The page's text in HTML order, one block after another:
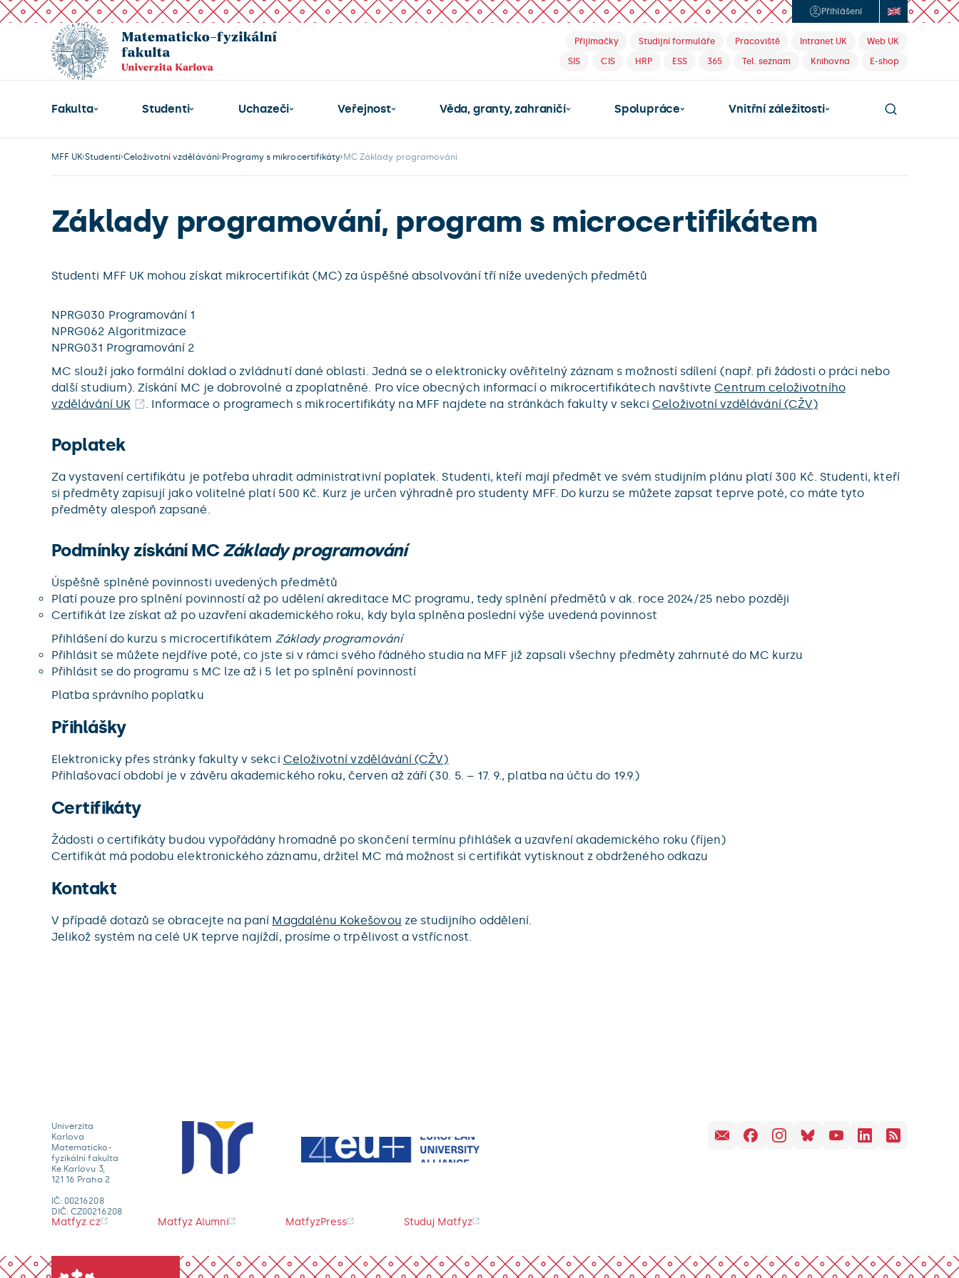
Přihlášení
Přijímačky Studijní formuláře Pracoviště Intranet UK
Web UK
SIS
CIS HRP ESS 365 Tel. seznam Knihovna E-shop
Fakulta Studenti Uchazeči Veřejnost Věda, granty, zahraničí Spolupráce Vnitřní záležitosti
MFF UK Studenti Celoživotní vzdělávání Programy s mikrocertifikáty MC Základy programování
Základy programování, program s microcertifikátem
Studenti MFF UK mohou získat mikrocertifikát (MC) za úspěšné absolvování tří níže uvedených předmětů
NPRG030 Programování 1
NPRG062 Algoritmizace
NPRG031 Programování 2
MC slouží jako formální doklad o zvládnutí dané oblasti. Jedná se o elektronicky ověřitelný záznam s možností sdílení (např. při žádosti o práci nebo
další studium). Získání MC je dobrovolné a zpoplatněné. Pro více obecných informací o mikrocertifikátech navštivteCentrum celoživotního
vzdělávání UK
. Informace o programech s mikrocertifikáty na MFF najdete na stránkách fakulty v sekciCeloživotní vzdělávání (CŽV)
Poplatek
Za vystavení certifikátu je potřeba uhradit administrativní poplatek. Studenti, kteří mají předmět ve svém studijním plánu platí 300 Kč. Studenti, kteří
si předměty zapisují jako volitelné platí 500 Kč. Kurz je určen výhradně pro studenty MFF. Do kurzu se můžete zapsat teprve poté, co máte tyto
předměty alespoň zapsané.
Podmínky získání MCZáklady programování
Úspěšně splněné povinnosti uvedených předmětů
Platí pouze pro splnění povinností až po udělení akreditace MC programu, tedy splnění předmětů v ak. roce 2024/25 nebo později
Certifikát lze získat až po uzavření akademického roku, kdy byla splněna poslední výše uvedená povinnost
Přihlášení do kurzu s microcertifikátem Základy programování
Přihlásit se můžete nejdříve poté, co jste si v rámci svého řádného studia na MFF již zapsali všechny předměty zahrnuté do MC kurzu
Přihlásit se do programu s MC lze až i 5 let po splnění povinností
Platba správního poplatku
Přihlášky
Elektronicky přes stránky fakulty v sekci Celoživotní vzdělávání (CŽV)
Přihlašovací období je v závěru akademického roku, červen až září (30. 5. – 17. 9., platba na účtu do 19.9.)
Certifikáty
Žádosti o certifikáty budou vypořádány hromadně po skončení termínu přihlášek a uzavření akademického roku (říjen)
Certifikát má podobu elektronického záznamu, držitel MC má možnost si certifikát vytisknout z obdrženého odkazu
Kontakt
V případě dotazů se obracejte na paní Magdalénu Kokešovou ze studijního oddělení.
Jelikož systém na celé UK teprve najíždí, prosíme o trpělivost a vstřícnost.
Univerzita
Karlova
Matematicko-
fyzikální fakulta
Ke Karlovu 3,
121 16 Praha 2
IČ: 00216208
DIČ: CZ00216208
Matfyz.cz Matfyz Alumni MatfyzPress Studuj Matfyz